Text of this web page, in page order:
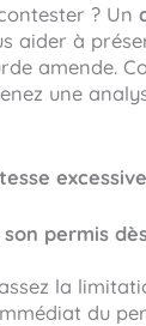
? Un
aider à
amende.
une
excessive
permis
la
du